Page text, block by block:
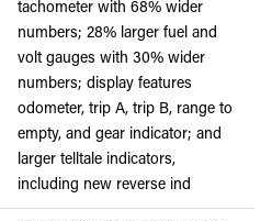
tachometer with 68% wider
numbers; 28% larger fuel and
volt gauges with 30% wider
numbers; display features
odometer, trip A, trip B, range to
empty, and gear indicator; and
larger telltale indicators,
including new reverse ind